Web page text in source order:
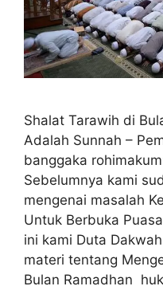
Shalat Tarawih di
Adalah Sunnah –
banggaka
Sebelumnya kami
mengenai masalah
Untuk Berbuka
ini kami Duta
materi tentang
Bulan Ramadhan